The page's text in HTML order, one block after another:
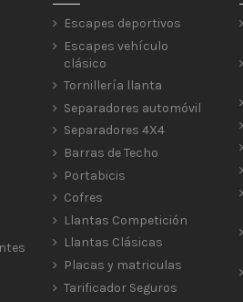
Escapes deportivos
Escapes vehículo
clásico
Tornillería llanta
Separadores automóvil
Separadores 4X4
Barras de Techo
Portabicis
Cofres
Llantas Competición
Llantas Clásicas
Placas y matriculas
Tarificador Seguros